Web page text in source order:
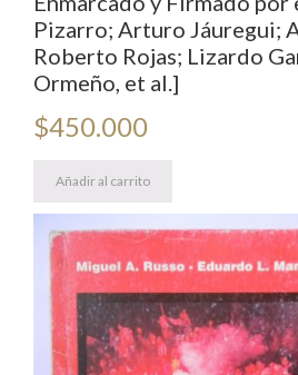
Pizarro; Arturo Jáuregui;
Roberto Rojas; Lizardo
Ormeño, et al.]
$450.000
Añadir al carrito